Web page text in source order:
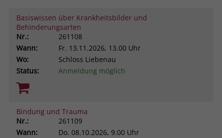
Basiswissen über Krankheitsbilder und
Behinderungsarten
Nr.:
261108
Wann:
Fr. 13.11.2026, 13.00 Uhr
Wo:
Schloss Liebenau
Status:
Anmeldung möglich
Bindung und Trauma
Nr.:
261109
Wann:
Do. 08.10.2026, 9.00 Uhr
Name PHPSESSID
Anbieter stiftung-liebenau.de
Laufzeit Session
Zweck
Zweck
exklusiv für diese Website zu speichern.
Dadurch wird gewährleistet, dass
Aktionen, die bei späteren Besuchen
derselben Website durchgeführt
werden, mit derselben
Benutzerkennung verknüpft werden.
Anbieter